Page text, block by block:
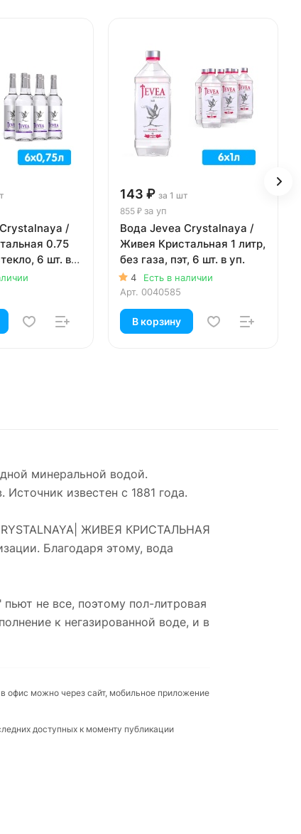
/
0.75
6 шт. в
143 ₽ за 1 шт
855 ₽ за уп
Вода Jevea Crystalnaya /
Живея Кристальная 1 литр,
без газа, пэт, 6 шт. в уп.
4
Есть в наличии
Арт. 0040585
В корзину
минеральной водой.
известен с 1881 года.
ЖИВЕЯ КРИСТАЛЬНАЯ
Благодаря этому, вода
не все, поэтому пол-литровая
к негазированной воде, и в
офис можно через сайт, мобильное приложение
доступных к моменту публикации